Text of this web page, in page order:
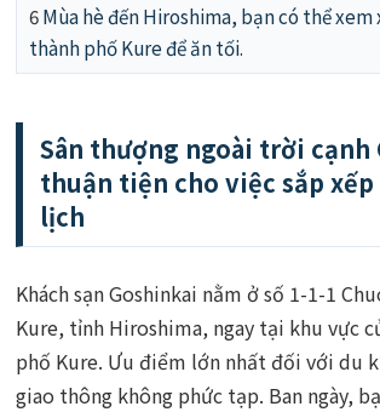
6Mùa hè đến Hiroshima, bạn có thể
thành phố Kure để ăn tối.
Sân thượng ngoài trời cạnh
thuận tiện cho việc sắp
lịch
Khách sạn Goshinkai nằm ở số 1-1-1
Kure, tỉnh Hiroshima, ngay tại khu vực
phố Kure. Ưu điểm lớn nhất đối với du
giao thông không phức tạp. Ban ngày,